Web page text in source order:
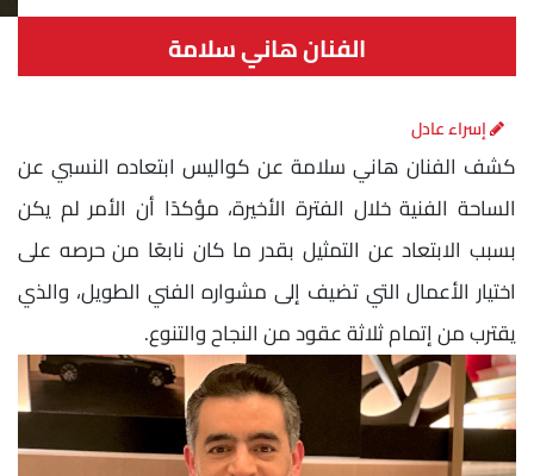
الفنان هاني سلامة
إسراء عادل
كشف الفنان هاني سلامة عن كواليس ابتعاده النسبي عن
الساحة الفنية خلال الفترة الأخيرة، مؤكدًا أن الأمر لم يكن
بسبب الابتعاد عن التمثيل بقدر ما كان نابعًا من حرصه على
اختيار الأعمال التي تضيف إلى مشواره الفني الطويل، والذي
يقترب من إتمام ثلاثة عقود من النجاح والتنوع.